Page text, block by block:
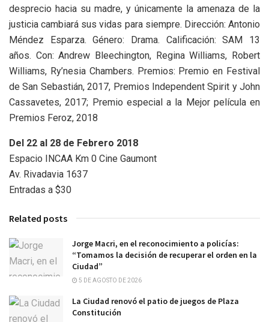
desprecio hacia su madre, y únicamente la amenaza de la
justicia cambiará sus vidas para siempre. Dirección: Antonio
Méndez Esparza. Género: Drama. Calificación: SAM 13
años. Con: Andrew Bleechington, Regina Williams, Robert
Williams, Ry’nesia Chambers. Premios: Premio en Festival
de San Sebastián, 2017, Premios Independent Spirit y John
Cassavetes, 2017; Premio especial a la Mejor película en
Premios Feroz, 2018
Del 22 al 28 de Febrero 2018
Espacio INCAA Km 0 Cine Gaumont
Av. Rivadavia 1637
Entradas a $30
Related posts
Jorge Macri, en el reconocimiento a policías:
“Tomamos la decisión de recuperar el orden en la
Ciudad”
5 DE AGOSTO DE 2026
La Ciudad renovó el patio de juegos de Plaza
Constitución